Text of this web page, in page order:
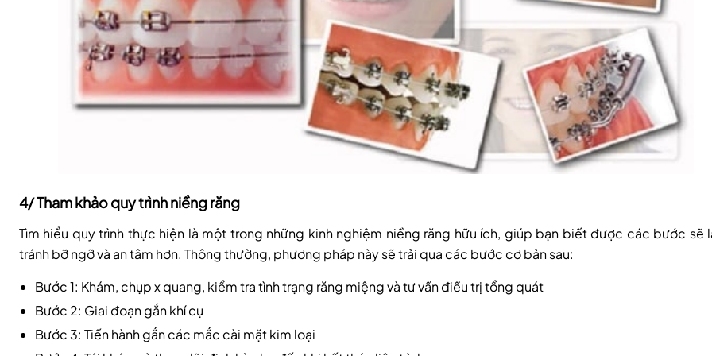
4/ Tham khảo quy trình niềng răng
Tìm hiểu quy trình thực hiện là một trong những kinh nghiệm niềng răng hữu ích, giúp bạn biết được các bước sẽ
tránh bỡ ngỡ và an tâm hơn. Thông thường, phương pháp này sẽ trải qua các bước cơ bản sau:
Bước 1: Khám, chụp x quang, kiểm tra tình trạng răng miệng và tư vấn điều trị tổng quát
Bước 2: Giai đoạn gắn khí cụ
Bước 3: Tiến hành gắn các mắc cài mặt kim loại